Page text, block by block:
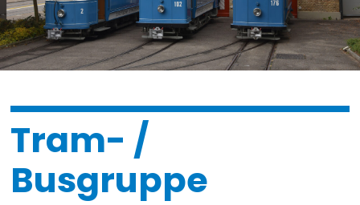
Tram- /
Busgruppe